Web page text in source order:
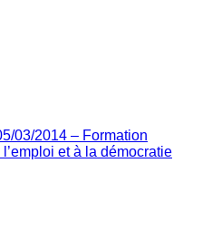
03/2014 – Formation
et à la démocratie